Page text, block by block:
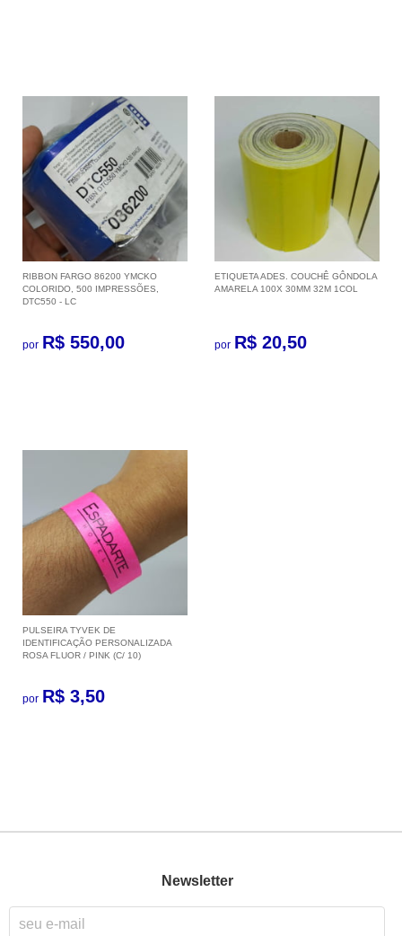
RIBBON FARGO 86200 YMCKO
COLORIDO, 500 IMPRESSÕES,
DTC550 - LC
por R$ 550,00
ETIQUETA ADES. COUCHÊ GÔNDOLA
AMARELA 100X 30MM 32M 1COL
por R$ 20,50
PULSEIRA TYVEK DE
IDENTIFICAÇÃO PERSONALIZADA
ROSA FLUOR / PINK (C/ 10)
por R$ 3,50
Newsletter